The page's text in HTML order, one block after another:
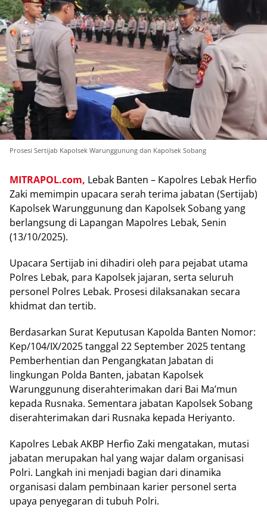
Prosesi Sertijab Kapolsek Warunggunung dan Kapolsek Sobang
MITRAPOL.com, Lebak Banten – Kapolres Lebak Herfio
Zaki memimpin upacara serah terima jabatan (Sertijab)
Kapolsek Warunggunung dan Kapolsek Sobang yang
berlangsung di Lapangan Mapolres Lebak, Senin
(13/10/2025).
Upacara Sertijab ini dihadiri oleh para pejabat utama
Polres Lebak, para Kapolsek jajaran, serta seluruh
personel Polres Lebak. Prosesi dilaksanakan secara
khidmat dan tertib.
Berdasarkan Surat Keputusan Kapolda Banten Nomor:
Kep/104/IX/2025 tanggal 22 September 2025 tentang
Pemberhentian dan Pengangkatan Jabatan di
lingkungan Polda Banten, jabatan Kapolsek
Warunggunung diserahterimakan dari Bai Ma’mun
kepada Rusnaka. Sementara jabatan Kapolsek Sobang
diserahterimakan dari Rusnaka kepada Heriyanto.
Kapolres Lebak AKBP Herfio Zaki mengatakan, mutasi
jabatan merupakan hal yang wajar dalam organisasi
Polri. Langkah ini menjadi bagian dari dinamika
organisasi dalam pembinaan karier personel serta
upaya penyegaran di tubuh Polri.